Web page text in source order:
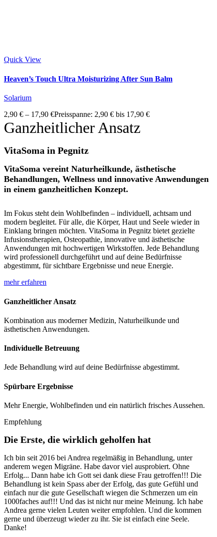
Quick View
Heaven’s Touch Ultra Moisturizing After Sun Balm
Solarium
2,90 € – 17,90 €Preisspanne: 2,90 € bis 17,90 €
Ganzheitlicher Ansatz
VitaSoma in Pegnitz
VitaSoma vereint Naturheilkunde, ästhetische
Behandlungen, Wellness und innovative Anwendungen
in einem ganzheitlichen Konzept.
Im Fokus steht dein Wohlbefinden – individuell, achtsam und
modern begleitet. Für alle, die Körper, Haut und Seele wieder in
Einklang bringen möchten. VitaSoma in Pegnitz bietet gezielte
Infusionstherapien, Osteopathie, innovative und ästhetische
Anwendungen mit hochwertigen Wirkstoffen. Jede Behandlung
wird professionell durchgeführt und auf deine Bedürfnisse
abgestimmt, für sichtbare Ergebnisse und neue Energie.
mehr erfahren
Ganzheitlicher Ansatz
Kombination aus moderner Medizin, Naturheilkunde und
ästhetischen Anwendungen.
Individuelle Betreuung
Jede Behandlung wird auf deine Bedürfnisse abgestimmt.
Spürbare Ergebnisse
Mehr Energie, Wohlbefinden und ein natürlich frisches Aussehen.
Empfehlung
Die Erste, die wirklich geholfen hat
Ich bin seit 2016 bei Andrea regelmäßig in Behandlung, unter
anderem wegen Migräne. Habe davor viel ausprobiert. Ohne
Erfolg... Dann habe ich Gott sei dank diese Frau getroffen!!! Die
Behandlung ist kein Spass aber der Erfolg, das gute Gefühl und
einfach nur die gute Gesellschaft wiegen die Schmerzen um ein
1000faches auf!!! Und das ist nicht nur meine Meinung. Ich habe
Andrea gerne vielen Leuten weiter empfohlen. Und die kommen
gerne und überzeugt wieder zu ihr. Sie ist einfach eine Seele.
Danke!